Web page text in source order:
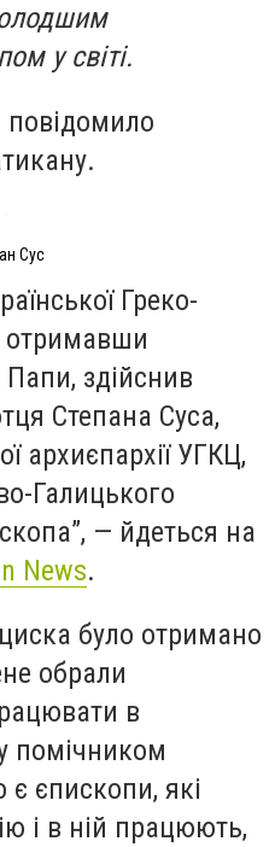
у світі.
Сус
Греко-
отримавши
здійснив
Степана Суса,
архиєпархії УГКЦ,
Галицького
— йдеться на
News.
було отримано
обрали
в
помічником
єпископи, які
і в ній працюють,